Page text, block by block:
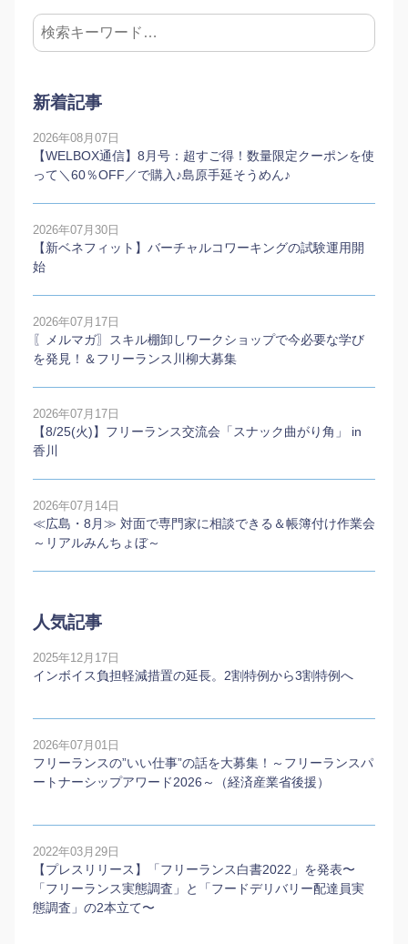
新着記事
2026年08月07日
【WELBOX通信】8月号：超すご得！数量限定クーポンを使
って＼60％OFF／で購入♪島原手延そうめん♪
2026年07月30日
【新ベネフィット】バーチャルコワーキングの試験運用開
始
2026年07月17日
〖メルマガ〗スキル棚卸しワークショップで今必要な学び
を発見！＆フリーランス川柳大募集
2026年07月17日
【8/25(火)】フリーランス交流会「スナック曲がり角」 in
香川
2026年07月14日
≪広島・8月≫ 対面で専門家に相談できる＆帳簿付け作業会
～リアルみんちょぼ～
人気記事
2025年12月17日
インボイス負担軽減措置の延長。2割特例から3割特例へ
2026年07月01日
フリーランスの”いい仕事”の話を大募集！～フリーランスパ
ートナーシップアワード2026～（経済産業省後援）
2022年03月29日
【プレスリリース】「フリーランス白書2022」を発表〜
「フリーランス実態調査」と「フードデリバリー配達員実
態調査」の2本⽴て〜